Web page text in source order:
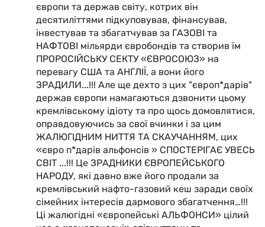
європи та держав світу, котрих він
десятиліттями підкуповував, фінансував,
інвестував та збагатчував за ГАЗОВІ та
НАФТОВІ мільярди євробондів та створив їм
ПРОРОСІЙСЬКУ СЕКТУ «ЄВРОСОЮЗ» на
перевагу США та АНГЛІЇ, а вони його
ЗРАДИЛИ...!!! Але ще дехто з цих "європ*дарів"
держав європи намагаються дзвонити цьому
кремлівському ідіоту та про щось домовлятися,
оправдовуючись за свої вчинки і за цим
ЖАЛЮГІДНИМ НИТТЯ ТА СКАУЧАННЯМ, цих
«євро п*дарів альфонсів » СПОСТЕРІГАЄ УВЕСЬ
СВІТ ...!!! Це ЗРАДНИКИ ЄВРОПЕЙСЬКОГО
НАРОДУ, які давно вже його продали за
кремлівський нафто-газовий кеш заради своїх
сімейних інтересів дармового збагатчення…!!!
Ці жалюгідні «європейські АЛЬФОНСИ» цілий